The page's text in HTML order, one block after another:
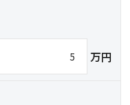
万円